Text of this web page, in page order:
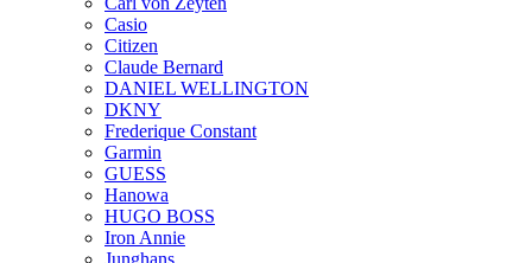
Casio
Citizen
Claude Bernard
DANIEL WELLINGTON
DKNY
Frederique Constant
Garmin
GUESS
Hanowa
HUGO BOSS
Iron Annie
Junghans